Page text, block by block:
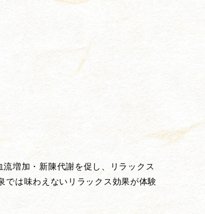
増加・新陳代謝を促し、リラックス
では味わえないリラックス効果が体験